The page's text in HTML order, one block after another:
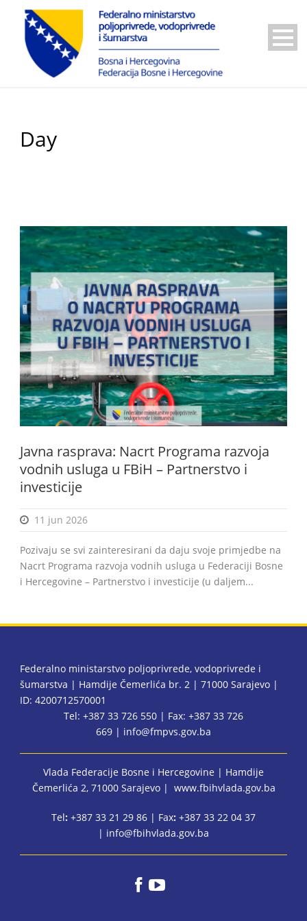
BiH
Day
Javna rasprava: Nacrt Programa razvoja
vodnih usluga u FBiH – Partnerstvo i
investicije
11 jun 2026
Pozivaju se svi zainteresirani da daju svoje primjedbe na
Nacrt Programa razvoja vodnih usluga u Federaciji Bosne
i Hercegovine – Partnerstvo i investicije (u daljem...
Federalno ministarstvo poljoprivrede, vodoprivrede i
šumarstva | Hamdije Čemerlića br. 2 | 71000 Sarajevo |
ID: 4200712570001
Tel: +387 33 726 550 | Fax: +387 33 726
669 | info@fmpvs.gov.ba
Vlada Federacije Bosne i Hercegovine | Hamdije
Čemerlića 2, 71000 Sarajevo | www.fbihvlada.gov.ba
Tel: +387 33 21 29 86 | Fax: +387 33 22 04 37
| info@fbihvlada.gov.ba